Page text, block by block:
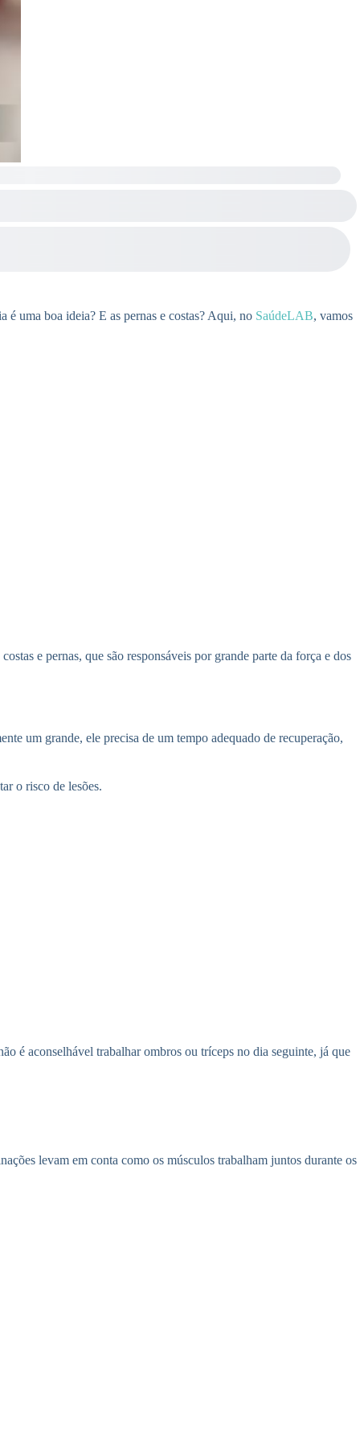
é uma boa ideia? E as pernas e costas? Aqui, no SaúdeLAB, vamos
e pernas, que são responsáveis por grande parte da força e dos
um grande, ele precisa de um tempo adequado de recuperação,
o risco de lesões.
é aconselhável trabalhar ombros ou tríceps no dia seguinte, já que
levam em conta como os músculos trabalham juntos durante os